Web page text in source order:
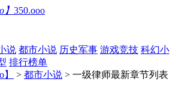
350.ooo
说 都市小说 历史军事 游戏竞技 科幻小
排行榜单
> 都市小说 > 一级律师最新章节列表